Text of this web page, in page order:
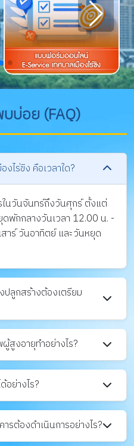
บ่อย (FAQ)
งไร่ขิง คือเวลาใด?
ในวันจันทร์ถึงวันศุกร์ ตั้งแต่
พักกลางวันเวลา 12.00 น. -
าร์ วันอาทิตย์ และวันหยุด
ปลูกสร้างต้องเตรียม
สูงอายุทำอย่างไร?
อย่างไร?
รต้องดำเนินการอย่างไร?